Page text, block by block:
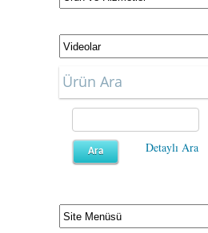
Ürün Ara
Detaylı Ara